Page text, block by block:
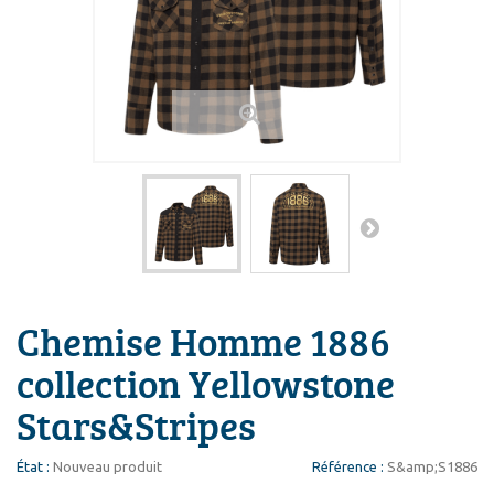
Chemise Homme 1886
collection Yellowstone
Stars&Stripes
Référence : S&amp;S1886
État : Nouveau produit